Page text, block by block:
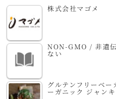
株式会社マゴメ
NON-GMO / 非遺
ない
グルテンフリーベ
ーガニック ジャン